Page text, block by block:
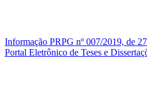
Informação PRPG nº 007/2019, de
Portal Eletrônico de Teses e